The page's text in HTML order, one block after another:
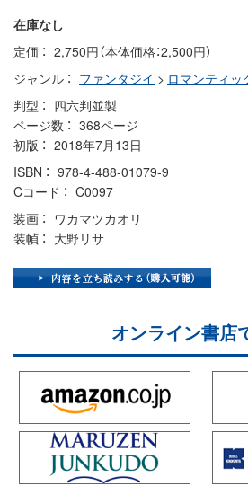
在庫なし
定価
2,750円（本体価格：2,500円）
ジャンル
ファンタジイ > ロマンティッ
判型
四六判並製
ページ数
368ページ
初版
2018年7月13日
ISBN
978-4-488-01079-9
Cコード
C0097
装画
ワカマツカオリ
装幀
大野リサ
オンライン書店